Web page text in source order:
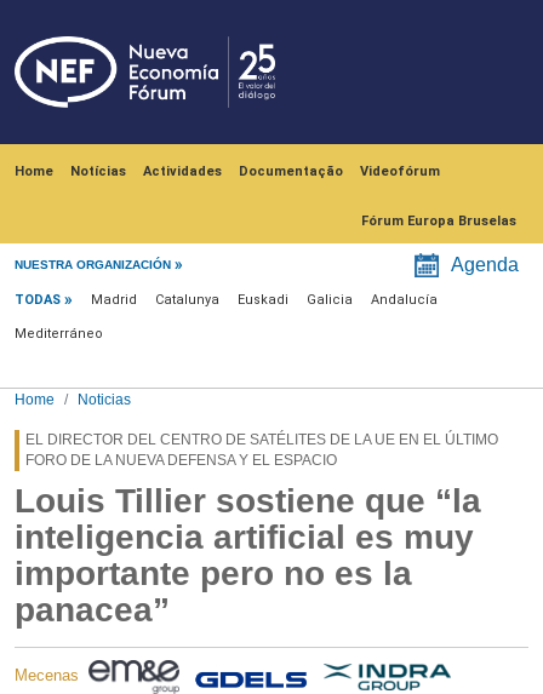
Home Notícias Actividades Documentação Videofórum
Fórum Europa Bruselas
NUESTRA ORGANIZACIÓN Agenda
Menú noticias
TODAS Madrid Catalunya Euskadi Galicia Andalucía
Mediterráneo
Home Noticias
EL DIRECTOR DEL CENTRO DE SATÉLITES DE LA UE EN EL ÚLTIMO
FORO DE LA NUEVA DEFENSA Y EL ESPACIO
Louis Tillier sostiene que “la
inteligencia artificial es muy
importante pero no es la
panacea”
Mecenas